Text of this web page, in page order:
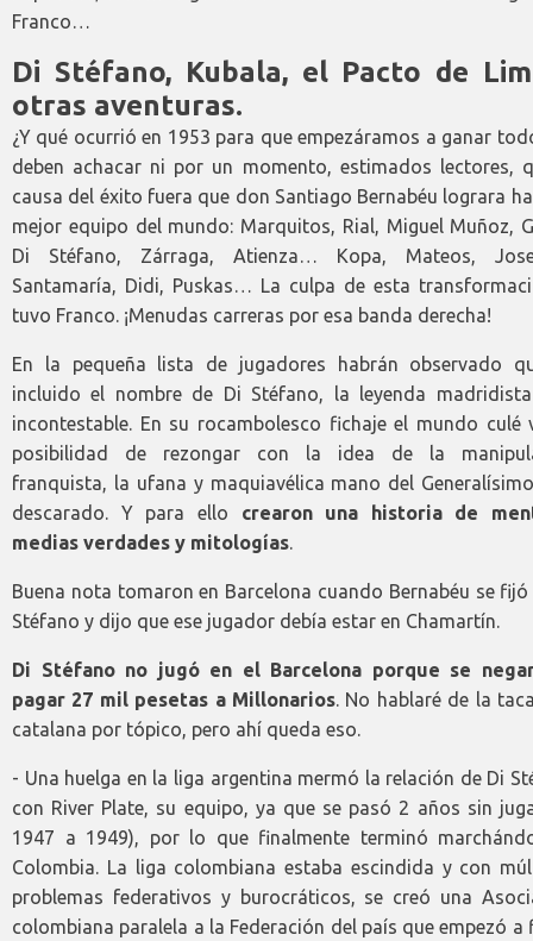
Franco…
Di Stéfano, Kubala, el Pacto de
otras aventuras.
¿Y qué ocurrió en 1953 para que empezáramos a ganar
deben achacar ni por un momento, estimados lectores,
causa del éxito fuera que don Santiago Bernabéu lograra
mejor equipo del mundo: Marquitos, Rial, Miguel Muñoz,
Di Stéfano, Zárraga, Atienza… Kopa, Mateos,
Santamaría, Didi, Puskas… La culpa de esta
tuvo Franco. ¡Menudas carreras por esa banda derecha!
En la pequeña lista de jugadores habrán observado
incluido el nombre de Di Stéfano, la leyenda
incontestable. En su rocambolesco fichaje el mundo culé
posibilidad de rezongar con la idea de la
franquista, la ufana y maquiavélica mano del
descarado. Y para ello crearon una historia de
medias verdades y mitologías.
Buena nota tomaron en Barcelona cuando Bernabéu se fijó
Stéfano y dijo que ese jugador debía estar en Chamartín.
Di Stéfano no jugó en el Barcelona porque se
pagar 27 mil pesetas a Millonarios. No hablaré de la
catalana por tópico, pero ahí queda eso.
- Una huelga en la liga argentina mermó la relación de Di
con River Plate, su equipo, ya que se pasó 2 años sin
1947 a 1949), por lo que finalmente terminó
Colombia. La liga colombiana estaba escindida y con
problemas federativos y burocráticos, se creó una
colombiana paralela a la Federación del país que empezó a